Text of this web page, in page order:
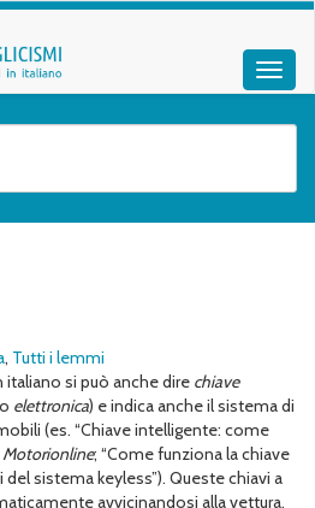
, Tutti i lemmi
italiano si può anche dire chiave
elettronica) e indica anche il sistema di
(es. “Chiave intelligente: come
Motorionline; “Come funziona la chiave
sistema keyless”). Queste chiavi a
avvicinandosi alla vettura,